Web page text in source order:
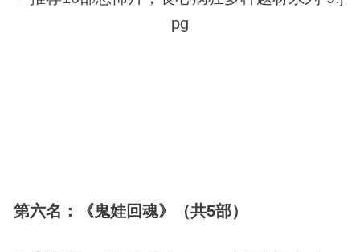
第六名：《鬼娃回魂》（共5部）